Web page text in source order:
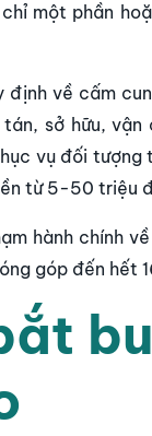
một phần
định về cấm
sở hữu,
vụ đối
từ 5-50 triệu
hành chính
góp đến hết